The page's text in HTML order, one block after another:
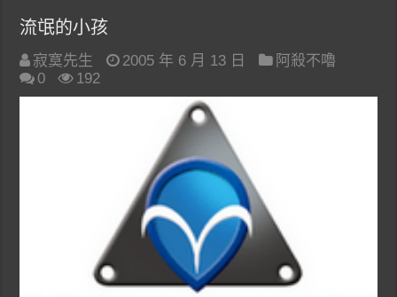
流氓的小孩
寂寞先生 2005 年 6 月 13 日
阿殺不嚕
0
192